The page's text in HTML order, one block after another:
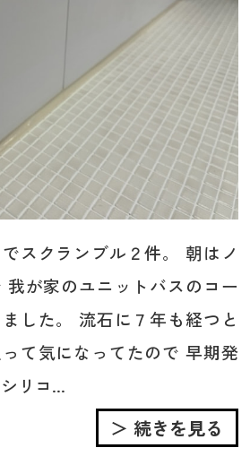
スクランブル２件。 朝はノ
が家のユニットバスのコー
した。 流石に７年も経つと
て気になってたので 早期発
リコ...
＞ 続きを見る